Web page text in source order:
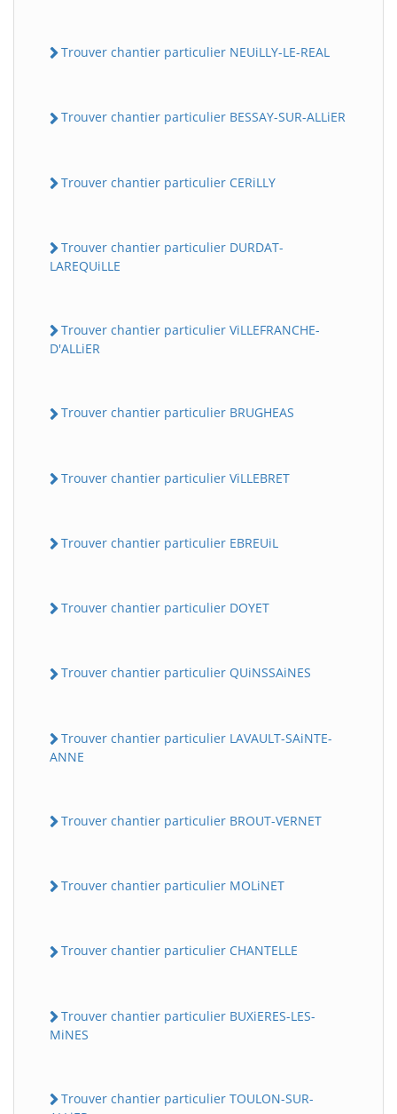
Trouver chantier particulier NEUiLLY-LE-REAL
Trouver chantier particulier BESSAY-SUR-ALLiER
Trouver chantier particulier CERiLLY
Trouver chantier particulier DURDAT-
LAREQUiLLE
Trouver chantier particulier ViLLEFRANCHE-
D'ALLiER
Trouver chantier particulier BRUGHEAS
Trouver chantier particulier ViLLEBRET
Trouver chantier particulier EBREUiL
Trouver chantier particulier DOYET
Trouver chantier particulier QUiNSSAiNES
Trouver chantier particulier LAVAULT-SAiNTE-
ANNE
Trouver chantier particulier BROUT-VERNET
Trouver chantier particulier MOLiNET
Trouver chantier particulier CHANTELLE
Trouver chantier particulier BUXiERES-LES-
MiNES
Trouver chantier particulier TOULON-SUR-